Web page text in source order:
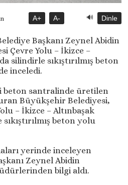
A+ A- 🔊 Dinle
Başkanı Zeynel Abidin
Çevre Yolu – İkizce –
silindirle sıkıştırılmış beton
inceledi.
beton santralinde üretilen
Büyükşehir Belediyesi,
– İkizce – Altınbaşak
beton yolu
yerinde inceleyen
Zeynel Abidin
bilgi aldı.